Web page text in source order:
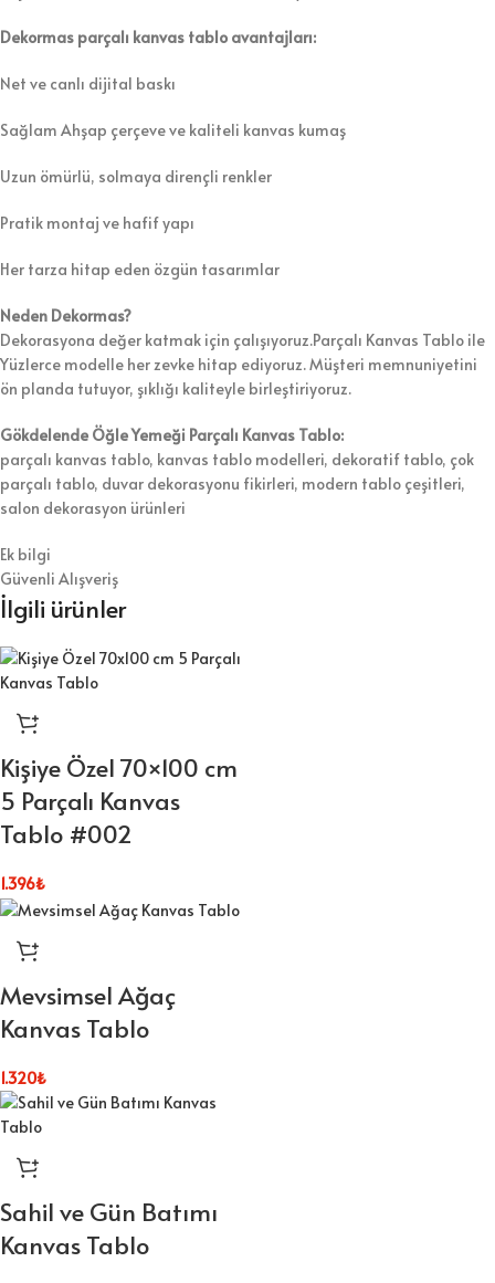
Dekormas parçalı kanvas tablo avantajları:
Net ve canlı dijital baskı
Sağlam Ahşap çerçeve ve kaliteli kanvas kumaş
Uzun ömürlü, solmaya dirençli renkler
Pratik montaj ve hafif yapı
Her tarza hitap eden özgün tasarımlar
Neden Dekormas?
Dekorasyona değer katmak için çalışıyoruz.Parçalı Kanvas Tablo ile
Yüzlerce modelle her zevke hitap ediyoruz. Müşteri memnuniyetini
ön planda tutuyor, şıklığı kaliteyle birleştiriyoruz.
Gökdelende Öğle Yemeği Parçalı Kanvas Tablo:
parçalı kanvas tablo, kanvas tablo modelleri, dekoratif tablo, çok
parçalı tablo, duvar dekorasyonu fikirleri, modern tablo çeşitleri,
salon dekorasyon ürünleri
Ek bilgi
Güvenli Alışveriş
İlgili ürünler
Kişiye Özel 70×100 cm
5 Parçalı Kanvas
Tablo #002
1.396₺
Mevsimsel Ağaç
Kanvas Tablo
1.320₺
Sahil ve Gün Batımı
Kanvas Tablo